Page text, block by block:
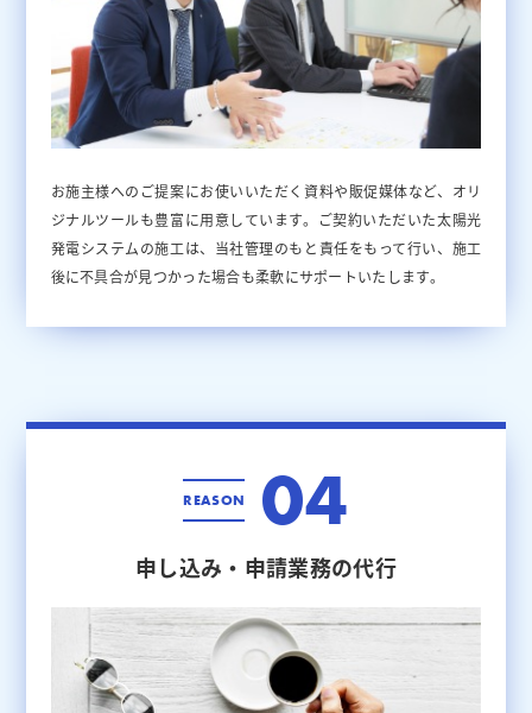
お施主様へのご提案にお使いいただく資料や販促媒体など、オリ
ジナルツールも豊富に用意しています。ご契約いただいた太陽光
発電システムの施工は、当社管理のもと責任をもって行い、施工
後に不具合が見つかった場合も柔軟にサポートいたします。
REASON 04
申し込み・申請業務の代行